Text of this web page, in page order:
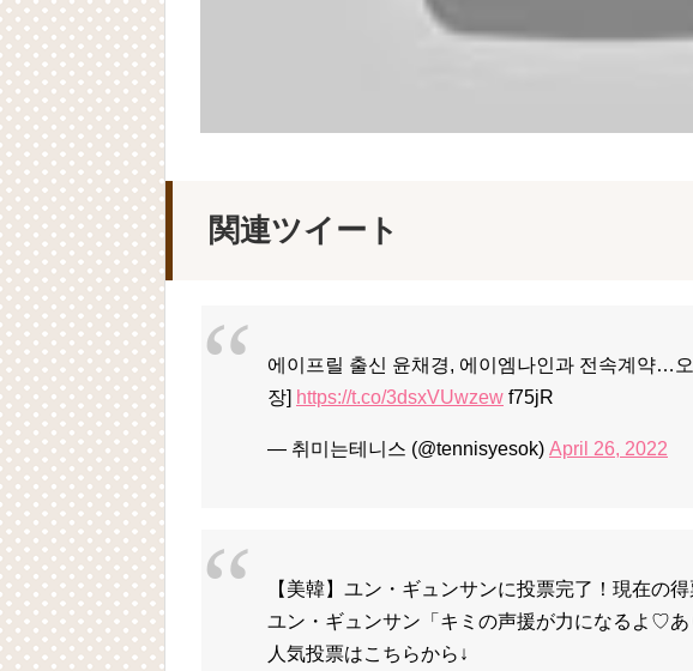
関連ツイート
에이프릴 출신 윤채경, 에이엠나인과 전속계약…
장] https://t.co/3dsxVUwzew f75jR
— 취미는테니스 (@tennisyesok) April 26, 2022
【美韓】ユン・ギュンサンに投票完了！現在の
ユン・ギュンサン「キミの声援が力になるよ♡あ
人気投票はこちらから↓